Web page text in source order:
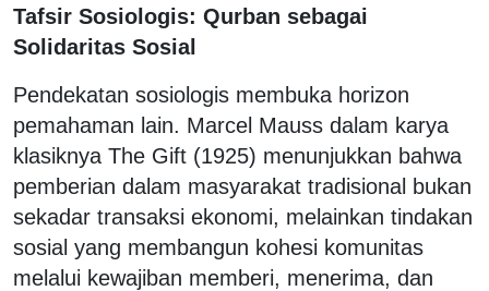
Tafsir Sosiologis: Qurban sebagai
Solidaritas Sosial
Pendekatan sosiologis membuka horizon
pemahaman lain. Marcel Mauss dalam karya
klasiknya The Gift (1925) menunjukkan bahwa
pemberian dalam masyarakat tradisional bukan
sekadar transaksi ekonomi, melainkan tindakan
sosial yang membangun kohesi komunitas
melalui kewajiban memberi, menerima, dan